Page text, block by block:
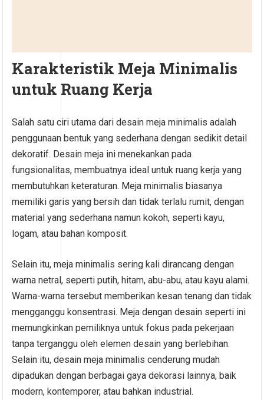
Karakteristik Meja Minimalis
untuk Ruang Kerja
Salah satu ciri utama dari desain meja minimalis adalah
penggunaan bentuk yang sederhana dengan sedikit detail
dekoratif. Desain meja ini menekankan pada
fungsionalitas, membuatnya ideal untuk ruang kerja yang
membutuhkan keteraturan. Meja minimalis biasanya
memiliki garis yang bersih dan tidak terlalu rumit, dengan
material yang sederhana namun kokoh, seperti kayu,
logam, atau bahan komposit.
Selain itu, meja minimalis sering kali dirancang dengan
warna netral, seperti putih, hitam, abu-abu, atau kayu alami.
Warna-warna tersebut memberikan kesan tenang dan tidak
mengganggu konsentrasi. Meja dengan desain seperti ini
memungkinkan pemiliknya untuk fokus pada pekerjaan
tanpa terganggu oleh elemen desain yang berlebihan.
Selain itu, desain meja minimalis cenderung mudah
dipadukan dengan berbagai gaya dekorasi lainnya, baik
modern, kontemporer, atau bahkan industrial.